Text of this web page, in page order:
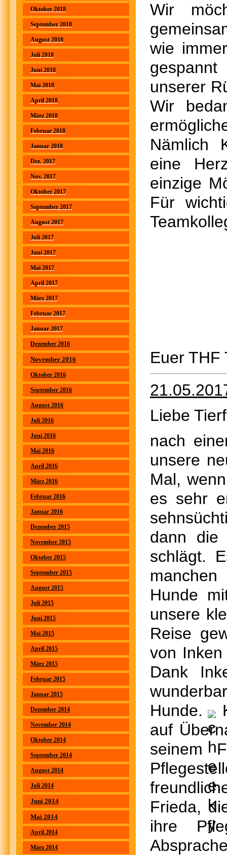
Oktober 2018
September 2018
August 2018
Juli 2018
Juni 2018
Mai 2018
April 2018
März 2018
Februar 2018
Januar 2018
Dez. 2017
Nov. 2017
Oktober 2017
September 2017
August 2017
Juli 2017
Juni 2017
Mai 2017
April 2017
März 2017
Februar 2017
Januar 2017
Dezember 2016
November 2016
Oktober 2016
September 2016
August 2016
Juli 2016
Juni 2016
Mai 2016
April 2016
März 2016
Februar 2016
Januar 2016
Dezember 2015
November 2015
Oktober 2015
September 2015
August 2015
Juli 2015
Juni 2015
Mai 2015
April 2015
März 2015
Februar 2015
Januar 2015
Dezember 2014
November 2014
Oktober 2014
September 2014
August 2014
Juli 2014
Juni 2014
Mai 2014
April 2014
März 2014
Wir
wie
unserer
Wir
Nämlich
eine
einzige
Für
Euer THF
Liebe
nach
unsere
Mal,
es sehr
dann die
schlägt.
Hunde
unsere
Reise
von
Dank
Hunde.
auf
seinem
Frieda,
ihre